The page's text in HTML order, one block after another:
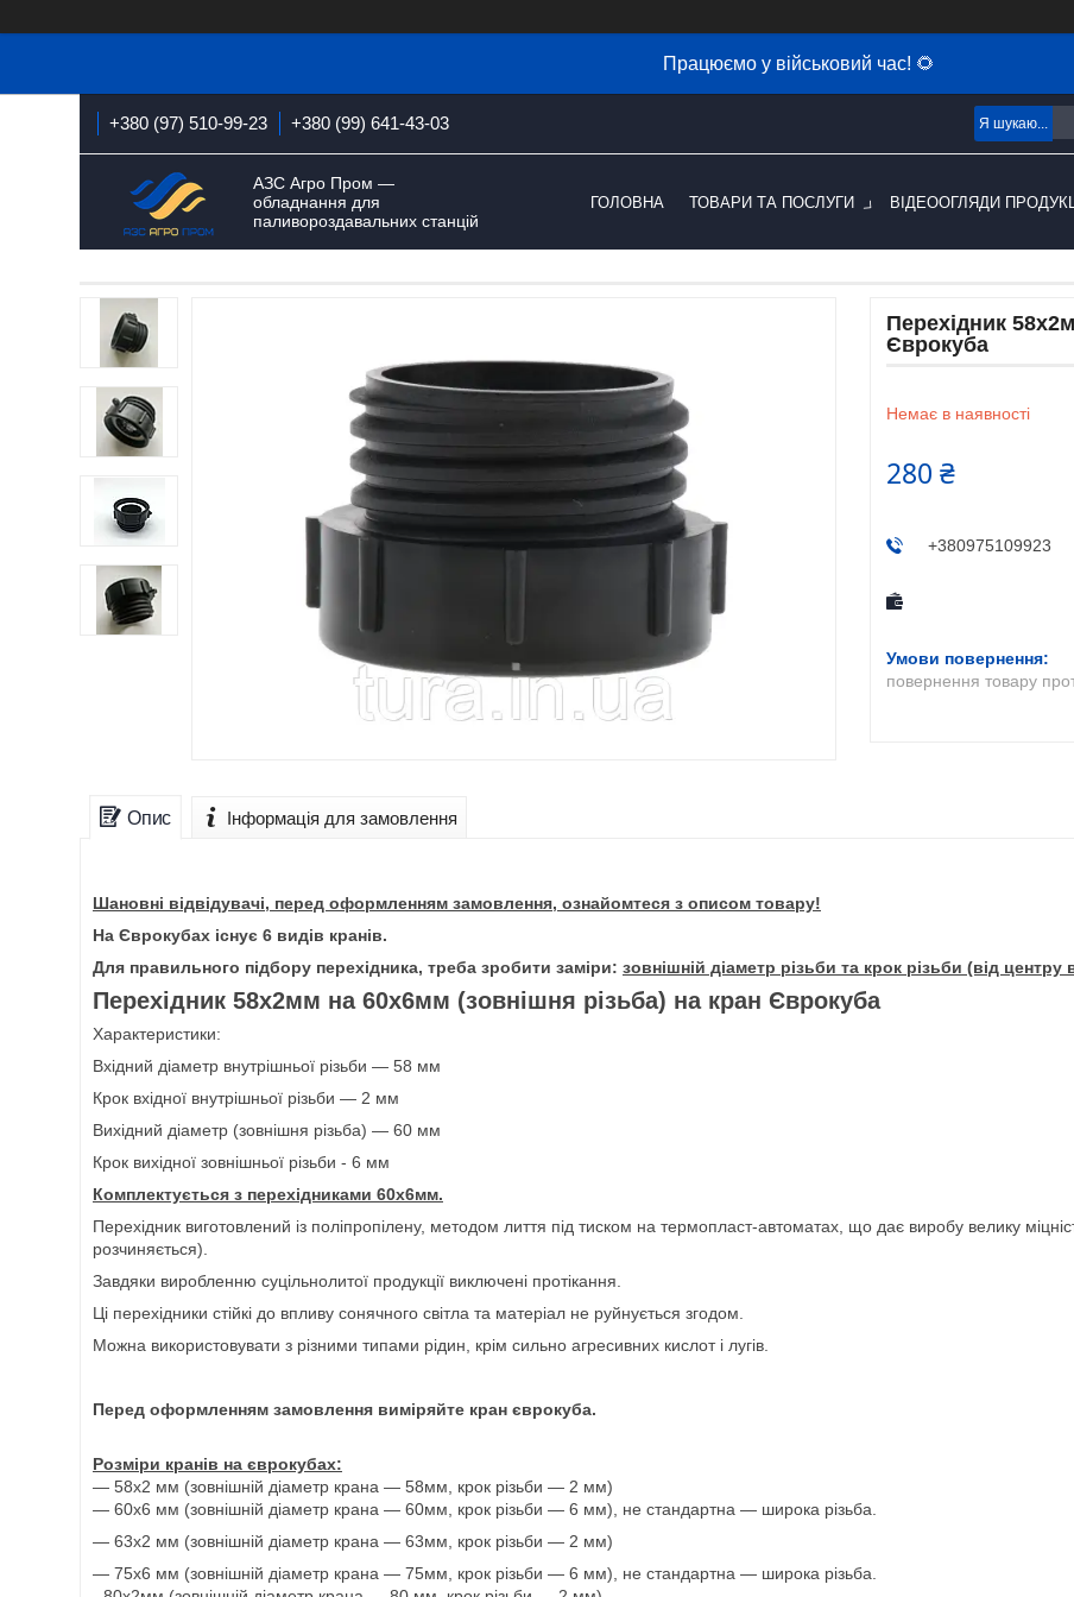
Працюємо у військовий час! 🌻
+380 (97) 510-99-23 +380 (99) 641-43-03
АЗС Агро Пром —
обладнання для
паливороздавальних станцій
ГОЛОВНА ТОВАРИ ТА ПОСЛУГИ ВІДЕООГЛЯДИ
Перехідник
Єврокуба
Немає в наявності
280 ₴
+380975109923
повернення товару
Опис Інформація для замовлення
Шановні відвідувачі, перед оформленням замовлення, ознайомтеся з описом товару!
На Єврокубах існує 6 видів кранів.
Для правильного підбору перехідника, треба зробити заміри: зовнішній діаметр різьби та крок різьби (від
Перехідник 58х2мм на 60х6мм (зовнішня різьба) на кран Єврокуба
Характеристики:
Вхідний діаметр внутрішньої різьби — 58 мм
Крок вхідної внутрішньої різьби — 2 мм
Вихідний діаметр (зовнішня різьба) — 60 мм
Крок вихідної зовнішньої різьби - 6 мм
Комплектується з перехідниками 60х6мм.
Перехідник виготовлений із поліпропілену, методом лиття під тиском на термопласт-автоматах, що дає виробу велику
розчиняється).
Завдяки виробленню суцільнолитої продукції виключені протікання.
Ці перехідники стійкі до впливу сонячного світла та матеріал не руйнується згодом.
Можна використовувати з різними типами рідин, крім сильно агресивних кислот і лугів.
Перед оформленням замовлення виміряйте кран єврокуба.
Розміри кранів на єврокубах:
— 58х2 мм (зовнішній діаметр крана — 58мм, крок різьби — 2 мм)
— 60х6 мм (зовнішній діаметр крана — 60мм, крок різьби — 6 мм), не стандартна — широка різьба.
— 63х2 мм (зовнішній діаметр крана — 63мм, крок різьби — 2 мм)
— 75х6 мм (зовнішній діаметр крана — 75мм, крок різьби — 6 мм), не стандартна — широка різьба.